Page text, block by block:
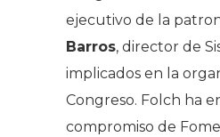
ejecutivo de la
Barros, director de
implicados en la
Congreso. Folch ha
compromiso de